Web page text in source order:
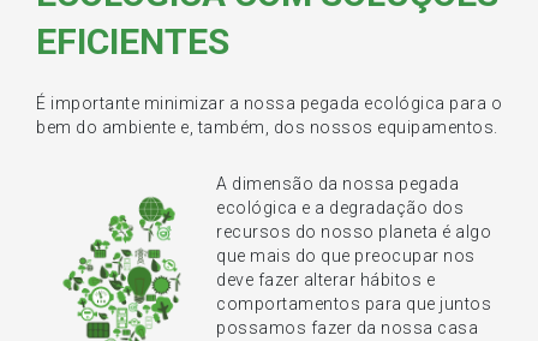
EFICIENTES
É importante minimizar a nossa pegada ecológica para o
bem do ambiente e, também, dos nossos equipamentos.
A dimensão da nossa pegada
ecológica e a degradação dos
recursos do nosso planeta é algo
que mais do que preocupar nos
deve fazer alterar hábitos e
comportamentos para que juntos
possamos fazer da nossa casa